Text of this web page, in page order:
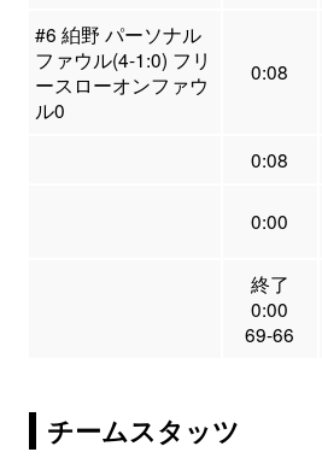
#6 絈野 パーソナル
ファウル(4-1:0) フリ
ースローオンファウ
ル0
0:08
0:08
0:00
終了
0:00
69-66
チームスタッツ